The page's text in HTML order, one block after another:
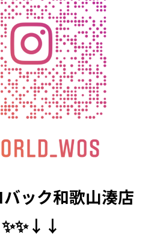
ック和歌山湊店
✨✨↓↓